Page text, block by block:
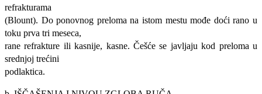
refrakturama
(Blount). Do ponovnog preloma na istom mestu mođe doći rano u
toku prva tri meseca,
rane refrakture ili kasnije, kasne. Češće se javljaju kod preloma u
srednjoj trećini
podlaktica.